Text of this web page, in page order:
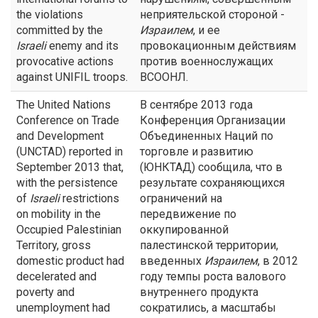
the violations
committed by the
Israelienemy and its
provocative actions
against UNIFIL troops.
неприятельской стороной -
Израилем, и ее
провокационным действиям
против военнослужащих
ВСООНЛ.
The United Nations
Conference on Trade
and Development
(UNCTAD) reported in
September 2013 that,
with the persistence
of Israelirestrictions
on mobility in the
Occupied Palestinian
Territory, gross
domestic product had
decelerated and
poverty and
unemployment had
В сентябре 2013 года
Конференция Организации
Объединенных Наций по
торговле и развитию
(ЮНКТАД) сообщила, что в
результате сохраняющихся
ограничений на
передвижение по
оккупированной
палестинской территории,
введенных Израилем, в 2012
году темпы роста валового
внутреннего продукта
сократились, а масштабы